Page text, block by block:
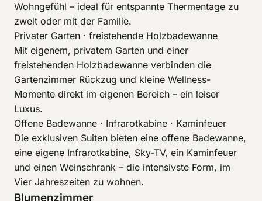
Wohngefühl – ideal für entspannte Thermentage zu
zweit oder mit der Familie.
Privater Garten · freistehende Holzbadewanne
Mit eigenem, privatem Garten und einer
freistehenden Holzbadewanne verbinden die
Gartenzimmer Rückzug und kleine Wellness-
Momente direkt im eigenen Bereich – ein leiser
Luxus.
Offene Badewanne · Infrarotkabine · Kaminfeuer
Die exklusiven Suiten bieten eine offene Badewanne,
eine eigene Infrarotkabine, Sky-TV, ein Kaminfeuer
und einen Weinschrank – die intensivste Form, im
Vier Jahreszeiten zu wohnen.
Blumenzimmer